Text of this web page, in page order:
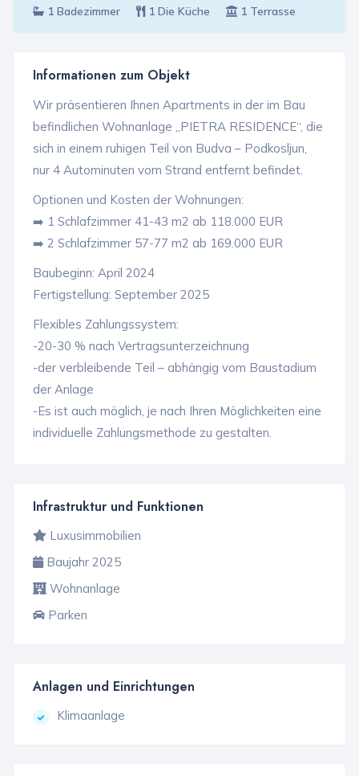
1 Badezimmer
1 Die Küche 1 Terrasse
Informationen zum Objekt
Wir präsentieren Ihnen Apartments in der im Bau
befindlichen Wohnanlage „PIETRA RESIDENCE“, die
sich in einem ruhigen Teil von Budva – Podkosljun,
nur 4 Autominuten vom Strand entfernt befindet.
Optionen und Kosten der Wohnungen:
➡️ 1 Schlafzimmer 41-43 m2 ab 118.000 EUR
➡️ 2 Schlafzimmer 57-77 m2 ab 169.000 EUR
Baubeginn: April 2024
Fertigstellung: September 2025
Flexibles Zahlungssystem:
-20-30 % nach Vertragsunterzeichnung
-der verbleibende Teil – abhängig vom Baustadium
der Anlage
-Es ist auch möglich, je nach Ihren Möglichkeiten eine
individuelle Zahlungsmethode zu gestalten.
Infrastruktur und Funktionen
Luxusimmobilien
Baujahr 2025
Wohnanlage
Parken
Anlagen und Einrichtungen
Klimaanlage